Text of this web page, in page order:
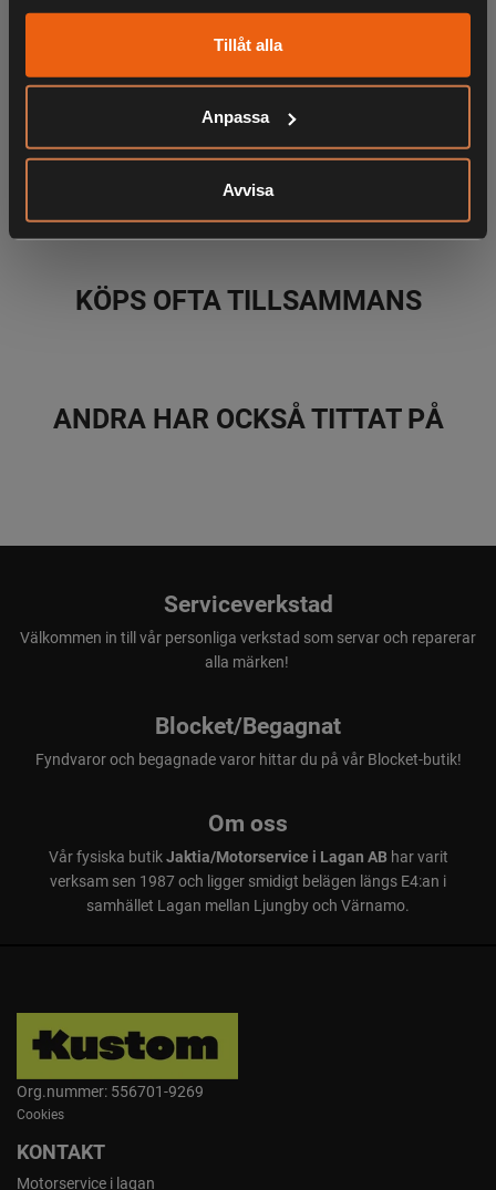
Tillåt alla
Anpassa
Avvisa
· Bondad med rombisk fleece
· Två framfickor med dragkedja
· Patronhållare i höger ficka
· Tvåvägs justerbar huva
· Justerbar fåll och ärmslut
LIKNANDE PRODUKTER
KÖPS OFTA TILLSAMMANS
ANDRA HAR OCKSÅ TITTAT PÅ
Serviceverkstad
Välkommen in till vår personliga verkstad som servar och reparerar
alla märken!
Blocket/Begagnat
Fyndvaror och begagnade varor hittar du på vår Blocket-butik!
Om oss
Vår fysiska butikJaktia/Motorservice i Lagan ABhar varit
verksam sen 1987 och ligger smidigt belägen längs E4:an i
samhället Lagan mellan Ljungby och Värnamo.
Org.nummer: 556701-9269
Cookies
KONTAKT
Motorservice i lagan